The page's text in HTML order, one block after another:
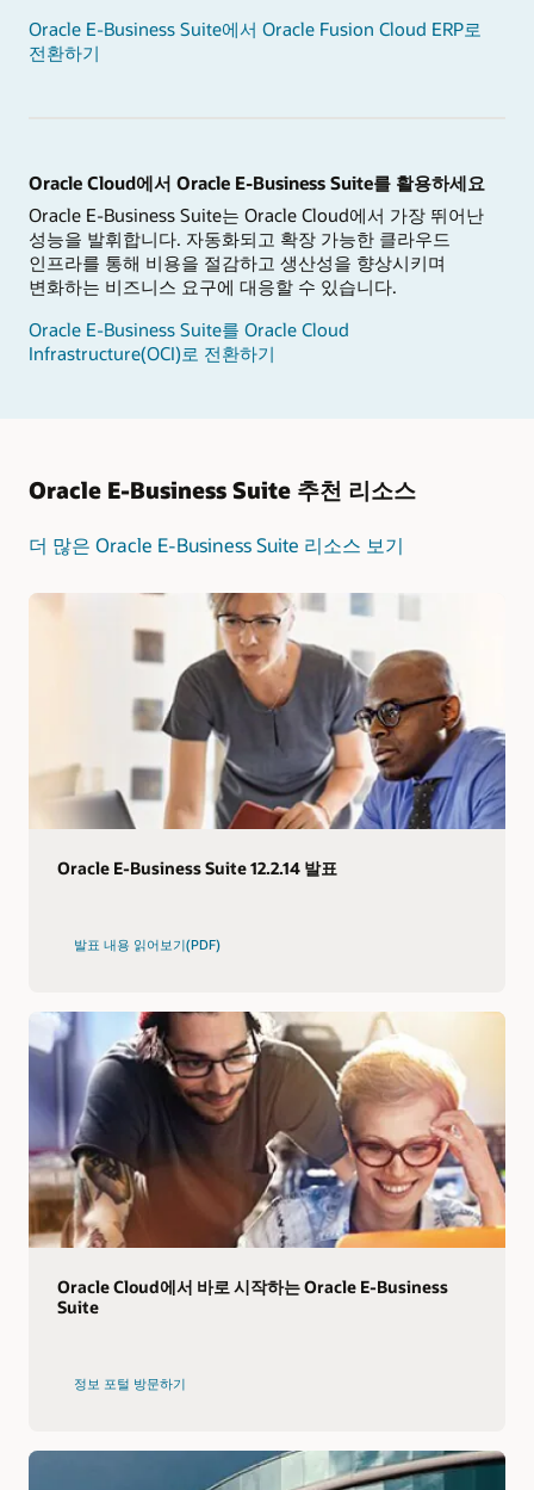
Oracle E-Business Suite에서 Oracle Fusion Cloud ERP로
전환하기
Oracle Cloud에서 Oracle E-Business Suite를 활용하세요
Oracle E-Business Suite는 Oracle Cloud에서 가장 뛰어난
성능을 발휘합니다. 자동화되고 확장 가능한 클라우드
인프라를 통해 비용을 절감하고 생산성을 향상시키며
변화하는 비즈니스 요구에 대응할 수 있습니다.
Oracle E-Business Suite를 Oracle Cloud
Infrastructure(OCI)로 전환하기
Oracle E-Business Suite 추천 리소스
더 많은 Oracle E-Business Suite 리소스 보기
Oracle E-Business Suite 12.2.14 발표
발표 내용 읽어보기(PDF)
Oracle Cloud에서 바로 시작하는 Oracle E-Business
Suite
정보 포털 방문하기